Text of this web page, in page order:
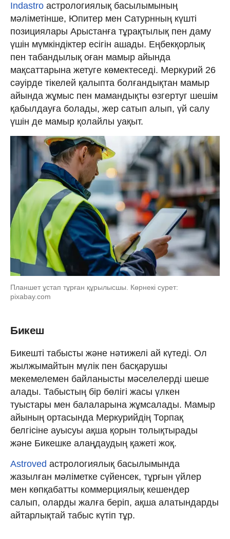
Indastro астрологиялық басылымының
мәліметінше, Юпитер мен Сатурнның күшті
позициялары Арыстанға тұрақтылық пен даму
үшін мүмкіндіктер есігін ашады. Еңбекқорлық
пен табандылық оған мамыр айында
мақсаттарына жетуге көмектеседі. Меркурий 26
сәуірде тікелей қалыпта болғандықтан мамыр
айында жұмыс пен мамандықты өзгертуг шешім
қабылдауға болады, жер сатып алып, үй салу
үшін де мамыр қолайлы уақыт.
Планшет ұстап тұрған құрылысшы. Көрнекі сурет:
pixabay.com
Бикеш
Бикешті табысты және нәтижелі ай күтеді. Ол
жылжымайтын мүлік пен басқарушы
мекемелемен байланысты мәселелерді шеше
алады. Табыстың бір бөлігі жасы үлкен
туыстары мен балаларына жұмсалады. Мамыр
айының ортасында Меркурийдің Торпақ
белгісіне ауысуы ақша қорын толықтырады
және Бикешке алаңдаудың қажеті жоқ.
Astroved астрологиялық басылымында
жазылған мәліметке сүйенсек, тұрғын үйлер
мен көпқабатты коммерциялық кешендер
салып, оларды жалға беріп, ақша алатындарды
айтарлықтай табыс күтіп тұр.